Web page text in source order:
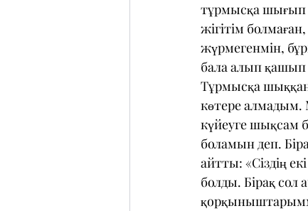
тұрмысқа шығып
жігітім
жүрмегенмін,
бала алып қашып
Тұрмысқа
көтере
күйеуге шықсам
боламын деп.
айтты: «Сіздің
болды. Бірақ сол